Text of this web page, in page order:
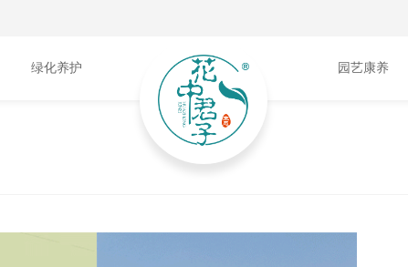
绿化养护 园艺康养